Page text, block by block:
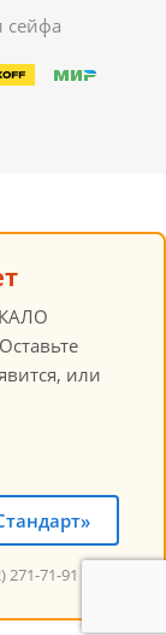
сейфа
или
271-71-91